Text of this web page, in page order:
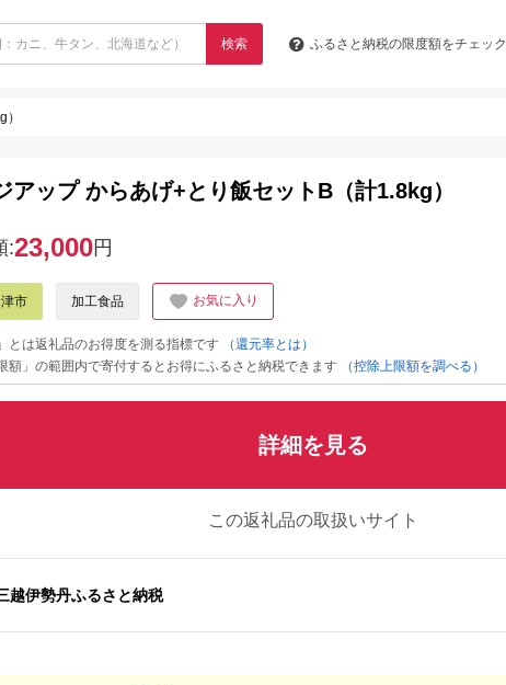
検索 ふるさと納税の限度額をチェック
アップ からあげ+とり飯セットB（計1.8kg）
:23,000円
市 加工食品 お気に入り
とは返礼品のお得度を測る指標です
（還元率とは）
額」の範囲内で寄付するとお得にふるさと納税できます
（控除上限額を調べる）
詳細を見る
この返礼品の取扱いサイト
越伊勢丹ふるさと納税